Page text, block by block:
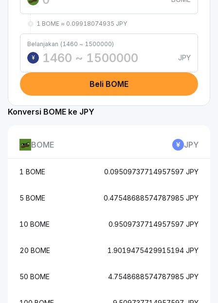
1 BOME ≈ 0.09918074935 JPY
Belanjakan (1460 ~ 1500000)
¥
JPY
Beli BOME
Konversi BOME ke JPY
BOME JPY
1 BOME 0.09509737714957597 JPY
5 BOME 0.47548688574787985 JPY
10 BOME 0.9509737714957597 JPY
20 BOME 1.9019475429915194 JPY
50 BOME 4.7548688574787985 JPY